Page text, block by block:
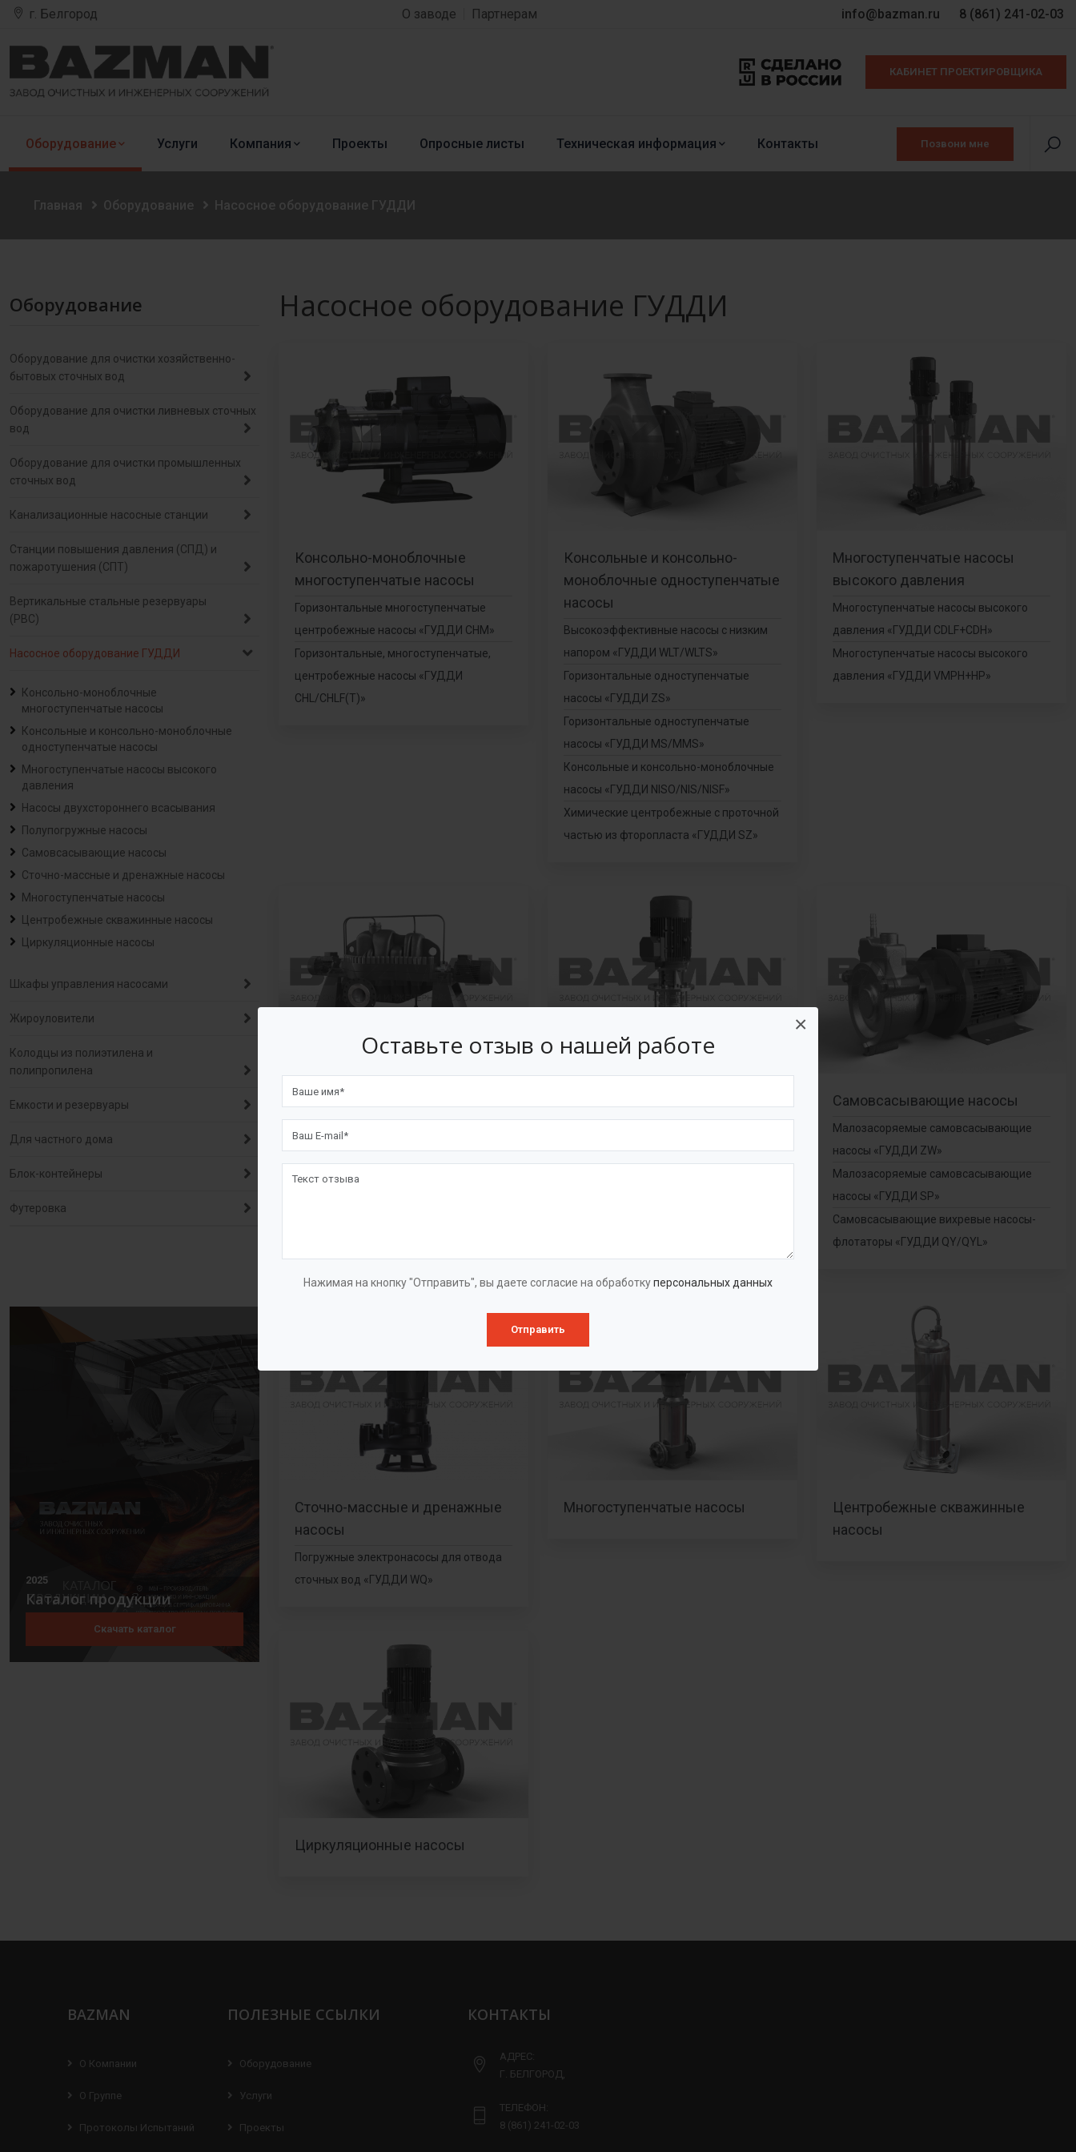
Оставьте отзыв о нашей работе
Нажимая на кнопку "Отправить", вы даете согласие на обработкуперсональных данных
Отправить
×
г. Белгород О заводе Партнерам info@bazman.ru 8 (861) 241-02-03
КАБИНЕТ ПРОЕКТИРОВЩИКА
Оборудование Услуги Компания Проекты Опросные листы Техническая информация Контакты Позвони мне
Главная Оборудование Насосное оборудование ГУДДИ
Оборудование
Оборудование для очистки хозяйственно-
бытовых сточных вод
Оборудование для очистки ливневых сточных
вод
Оборудование для очистки промышленных
сточных вод
Канализационные насосные станции
Станции повышения давления (СПД) и
пожаротушения (СПТ)
Вертикальные стальные резервуары
(РВС)
Насосное оборудование ГУДДИ
Консольно-моноблочные
многоступенчатые насосы
Консольные и консольно-моноблочные
одноступенчатые насосы
Многоступенчатые насосы высокого
давления
Насосы двухстороннего всасывания
Полупогружные насосы
Самовсасывающие насосы
Сточно-массные и дренажные насосы
Многоступенчатые насосы
Центробежные скважинные насосы
Циркуляционные насосы
Шкафы управления насосами
Жироуловители
Колодцы из полиэтилена и
полипропилена
Емкости и резервуары
Для частного дома
Блок-контейнеры
Футеровка
2025
Каталог продукции
Скачать каталог
Насосное оборудование ГУДДИ
Консольно-моноблочные
многоступенчатые насосы
Горизонтальные многоступенчатые
центробежные насосы «ГУДДИ СНМ»
Горизонтальные, многоступенчатые,
центробежные насосы «ГУДДИ
CHL/CHLF(Т)»
Консольные и консольно-
моноблочные одноступенчатые
насосы
Высокоэффективные насосы с низким
напором «ГУДДИ WLT/WLTS»
Горизонтальные одноступенчатые
насосы «ГУДДИ ZS»
Горизонтальные одноступенчатые
насосы «ГУДДИ MS/МMS»
Консольные и консольно-моноблочные
насосы «ГУДДИ NISO/NIS/NISF»
Химические центробежные с проточной
частью из фторопласта «ГУДДИ SZ»
Многоступенчатые насосы
высокого давления
Многоступенчатые насосы высокого
давления «ГУДДИ CDLF+CDH»
Многоступенчатые насосы высокого
давления «ГУДДИ VMPH+HP»
Насосы двухстороннего
всасывания
Многоступенчатые насосы
сверхвысокого давления «ГУДДИ NDS»
турбинные «ГУДДИ
Самовсасывающие насосы
Малозасоряемые самовсасывающие
насосы «ГУДДИ ZW»
Малозасоряемые самовсасывающие
насосы «ГУДДИ SP»
Самовсасывающие вихревые насосы-
флотаторы «ГУДДИ QY/QYL»
Сточно-массные и дренажные
насосы
Погружные электронасосы для отвода
сточных вод «ГУДДИ WQ»
Многоступенчатые насосы
Центробежные скважинные
насосы
Циркуляционные насосы
BAZMAN
О Компании
О Группе
Протоколы Испытаний
ПОЛЕЗНЫЕ ССЫЛКИ
Оборудование
Услуги
Проекты
КОНТАКТЫ
АДРЕС:
Г. БЕЛГОРОД,
ТЕЛЕФОН:
8 (861) 241-02-03